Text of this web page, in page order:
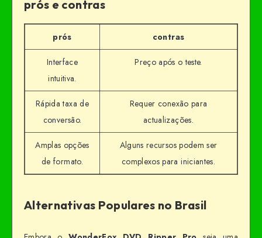
prós e contras
prós contras
Interface
intuitiva.
Preço após o teste.
Rápida taxa de
conversão.
Requer conexão para
actualizações.
Amplas opções
de formato.
Alguns recursos podem ser
complexos para iniciantes.
Alternativas Populares no Brasil